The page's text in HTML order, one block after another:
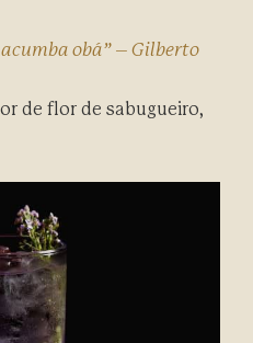
obá” – Gilberto
de flor de sabugueiro,